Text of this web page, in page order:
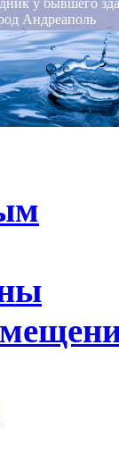
у бывшего
Андреаполь